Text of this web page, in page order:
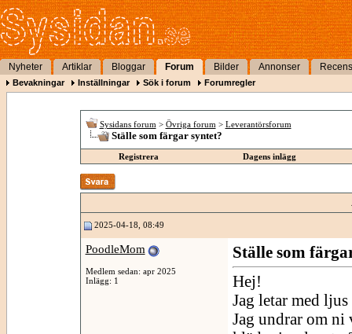
Nyheter Artiklar Bloggar Forum Bilder Annonser
Bevakningar Inställningar Sök i forum Forumregler
Sysidans forum > Övriga forum > Leverantörsforum
Ställe som färgar syntet?
Registrera Dagens inlägg
2025-04-18, 08:49
PoodleMom
Medlem sedan: apr 2025
Inlägg: 1
Ställe som
Hej!
Jag letar med
Jag undrar om ni